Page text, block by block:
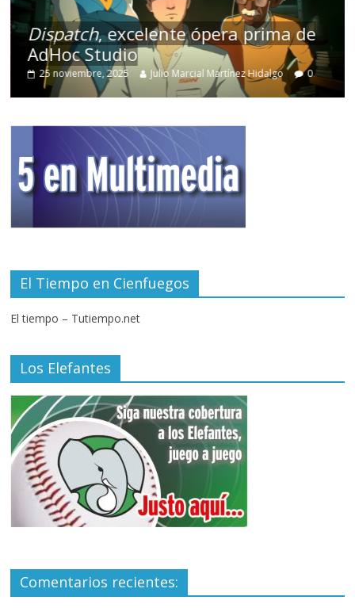
Dispatch, excelente ópera prima de
AdHoc Studio
25 noviembre, 2025 Julio Marcial Martínez Hidalgo 0
El Tiempo en Cienfuegos
El tiempo – Tutiempo.net
Los Elefantes
Comentarios recientes: